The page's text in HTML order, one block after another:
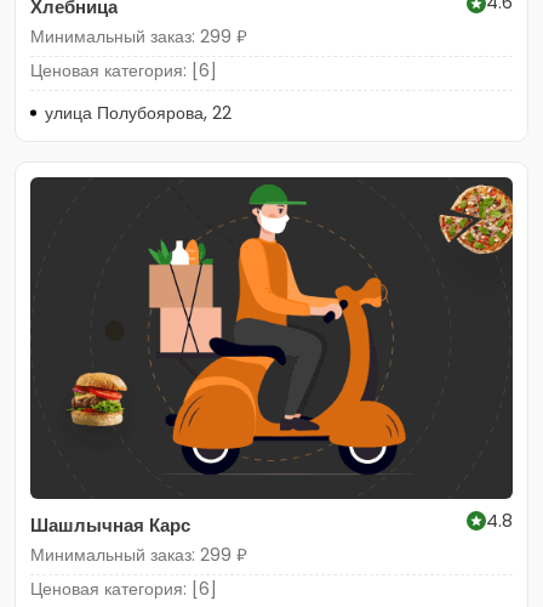
Хлебница
Минимальный заказ: 299 ₽
Ценовая категория: [6]
улица Полубоярова, 22
Шашлычная Карс
4.8
Минимальный заказ: 299 ₽
Ценовая категория: [6]